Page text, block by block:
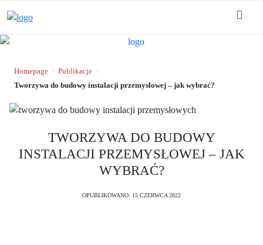
Homepage > Publikacje >
Tworzywa do budowy instalacji przemysłowej – jak wybrać?
TWORZYWA DO BUDOWY
INSTALACJI PRZEMYSŁOWEJ – JAK
WYBRAĆ?
OPUBLIKOWANO: 15 CZERWCA 2022